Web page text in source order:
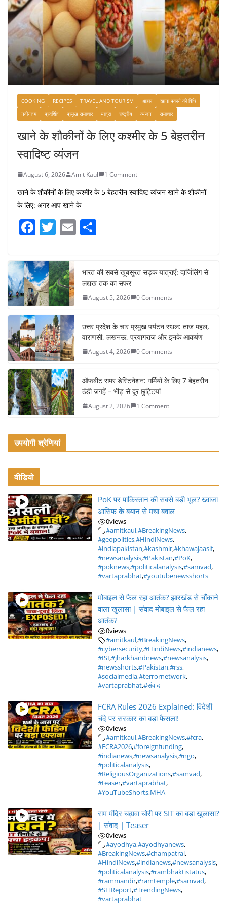
COOKING RECIPES TRAVEL AND TOURISM आहार
खाना पकाने की विधि
नवीनतम
प्रदर्शित प्रमुख समाचार यात्रा राष्ट्रीय व्यंजन समाचार
खाने के शौकीनों के लिए कश्मीर के 5 बेहतरीन
स्वादिष्ट व्यंजन
August 6, 2026 Amit Kaul 1 Comment
खाने के शौकीनों के लिए कश्मीर के 5 बेहतरीन स्वादिष्ट व्यंजन खाने के शौकीनों
के लिए: अगर आप खाने के
F
c
e
b
o
o
k
T
itt
er
E
e
भारत की सबसे खूबसूरत सड़क यात्राएँ: दार्जिलिंग से
लद्दाख तक का सफर
August 5, 2026 0 Comments
उत्तर प्रदेश के चार प्रमुख पर्यटन स्थल: ताज महल,
वाराणसी, लखनऊ, प्रयागराज और इनके आकर्षण
August 4, 2026 0 Comments
ऑफबीट समर डेस्टिनेशन: गर्मियों के लिए 7 बेहतरीन
ठंडी जगहें – भीड़ से दूर छुट्टियां
August 2, 2026 1 Comment
उपयोगी श्रेणियां
वीडियो
PoK पर पाकिस्तान की सबसे बड़ी भूल? ख्वाजा
आसिफ के बयान से मचा बवाल
0views
#amitkaul,#BreakingNews,
#geopolitics,#HindiNews,
#indiapakistan,#kashmir,#khawajaasif,
#newsanalysis,#Pakistan,#PoK,
#poknews,#politicalanalysis,#samvad,
#vartaprabhat,#youtubenewsshorts
मोबाइल से फैल रहा आतंक? झारखंड से चौंकाने
वाला खुलासा | संवाद मोबाइल से फैल रहा
आतंक?
0views
#amitkaul,#BreakingNews,
#cybersecurity,#HindiNews,#indianews,
#ISI,#jharkhandnews,#newsanalysis,
#newsshorts,#Pakistan,#rss,
#socialmedia,#terrornetwork,
#vartaprabhat,#संवाद
FCRA Rules 2026 Explained: विदेशी
चंदे पर सरकार का बड़ा फैसला!
0views
#amitkaul,#BreakingNews,#fcra,
#FCRA2026,#foreignfunding,
#indianews,#newsanalysis,#ngo,
#politicalanalysis,
#ReligiousOrganizations,#samvad,
#teaser,#vartaprabhat,
#YouTubeShorts,MHA
राम मंदिर चढ़ावा चोरी पर SIT का बड़ा खुलासा?
| संवाद | Teaser
0views
#ayodhya,#ayodhyanews,
#BreakingNews,#champatrai,
#HindiNews,#indianews,#newsanalysis,
#politicalanalysis,#rambhaktistatus,
#rammandir,#ramtemple,#samvad,
#SITReport,#TrendingNews,
#vartaprabhat